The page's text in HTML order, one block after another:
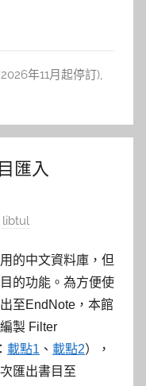
年11月起停訂),
匯入
libtul
的中文資料庫，但
的功能。為方便使
至EndNote，本館
製 Filter
載點1 、 載點2）
，
匯出書目至